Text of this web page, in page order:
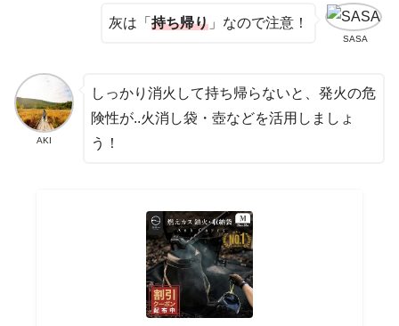
SASA
灰は「持ち帰り 」なので注意！
AKI
しっかり消火して持ち帰らないと、発火の危
険性が..火消し袋・壺などを活用しましょ
う！